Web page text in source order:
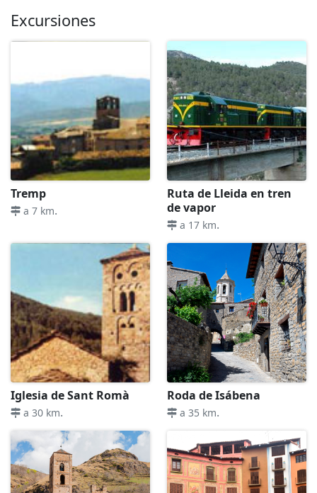
Excursiones
Tremp
a 7 km.
Ruta de Lleida en tren
de vapor
a 17 km.
Iglesia de Sant Romà
a 30 km.
Roda de Isábena
a 35 km.